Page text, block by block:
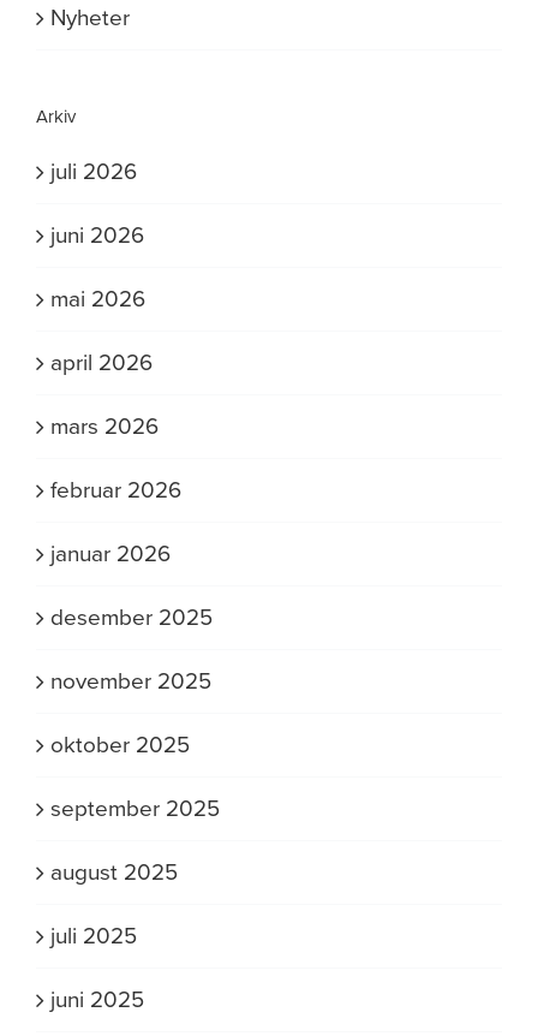
Nyheter
Arkiv
juli 2026
juni 2026
mai 2026
april 2026
mars 2026
februar 2026
januar 2026
desember 2025
november 2025
oktober 2025
september 2025
august 2025
juli 2025
juni 2025